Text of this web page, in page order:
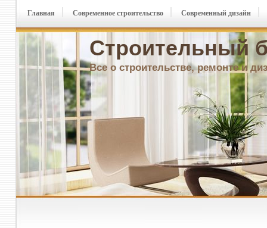
Строительный
Все о строительстве, ремонте и
Главная Современное строительство Современный дизайн